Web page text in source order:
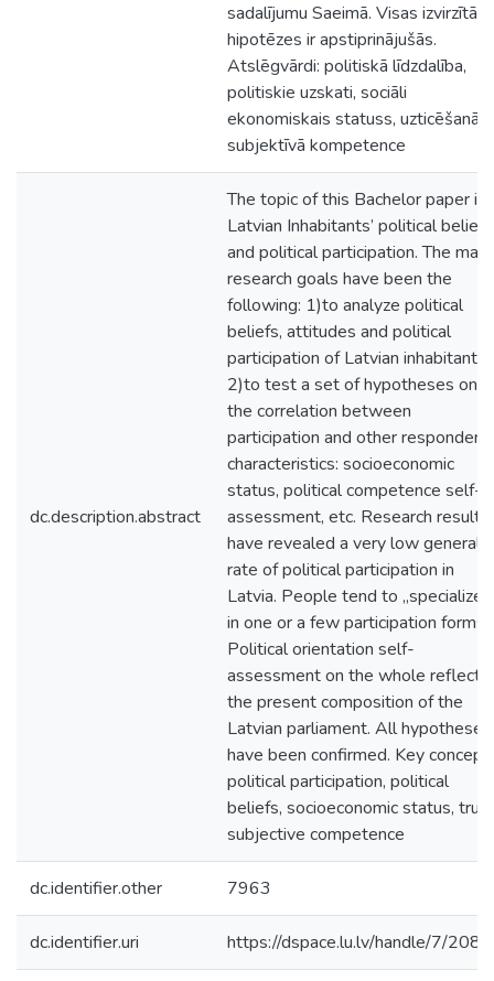
sadalījumu Saeimā. Visas izvirzītās
hipotēzes ir apstiprinājušās.
Atslēgvārdi: politiskā līdzdalība,
politiskie uzskati, sociāli
ekonomiskais statuss, uzticēšanās,
subjektīvā kompetence
dc.description.abstract
The topic of this Bachelor paper is
Latvian Inhabitants’ political beliefs
and political participation. The main
research goals have been the
following: 1)to analyze political
beliefs, attitudes and political
participation of Latvian inhabitants;
2)to test a set of hypotheses on
the correlation between
participation and other
characteristics: socioeconomic
status, political competence self-
assessment, etc. Research results
have revealed a very low general
rate of political participation in
Latvia. People tend to „specialize”
in one or a few participation forms.
Political orientation self-
assessment on the whole reflects
the present composition of the
Latvian parliament. All hypotheses
have been confirmed. Key
political participation, political
beliefs, socioeconomic status,
subjective competence
dc.identifier.other 7963
dc.identifier.uri https://dspace.lu.lv/handle/7/